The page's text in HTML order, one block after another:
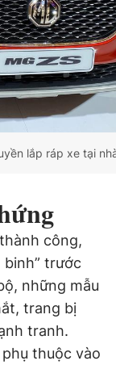
lắp ráp xe tại
công,
binh” trước
những mẫu
trang bị
tranh.
thuộc vào